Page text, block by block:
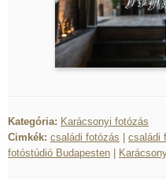
Kategória: Karácsonyi fotózás
Cimkék: családi fotózás családi
fotóstúdió Budapesten